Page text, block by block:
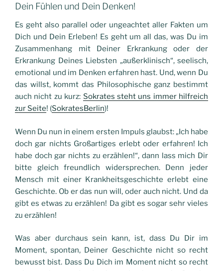
Dein Fühlen und Dein Denken!
Es geht also parallel oder ungeachtet aller Fakten um
Dich und Dein Erleben! Es geht um all das, was Du im
Zusammenhang mit Deiner Erkrankung oder der
Erkrankung Deines Liebsten „außerklinisch“, seelisch,
emotional und im Denken erfahren hast. Und, wenn Du
das willst, kommt das Philosophische ganz bestimmt
auch nicht zu kurz: Sokrates steht uns immer hilfreich
zur Seite! (SokratesBerlin)!
Wenn Du nun in einem ersten Impuls glaubst: „Ich habe
doch gar nichts Großartiges erlebt oder erfahren! Ich
habe doch gar nichts zu erzählen!“, dann lass mich Dir
bitte gleich freundlich widersprechen. Denn jeder
Mensch mit einer Krankheitsgeschichte erlebt eine
Geschichte. Ob er das nun will, oder auch nicht. Und da
gibt es etwas zu erzählen! Da gibt es sogar sehr vieles
zu erzählen!
Was aber durchaus sein kann, ist, dass Du Dir im
Moment, spontan, Deiner Geschichte nicht so recht
bewusst bist. Dass Du Dich im Moment nicht so recht